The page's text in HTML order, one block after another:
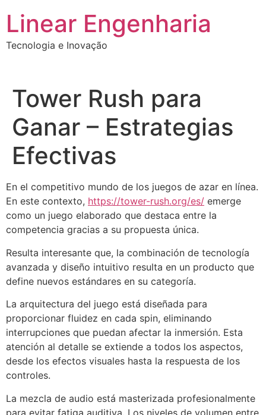
conteúdo
Linear Engenharia
Tecnologia e Inovação
Tower Rush para
Ganar – Estrategias
Efectivas
En el competitivo mundo de los juegos de azar en línea.
En este contexto, https://tower-rush.org/es/ emerge
como un juego elaborado que destaca entre la
competencia gracias a su propuesta única.
Resulta interesante que, la combinación de tecnología
avanzada y diseño intuitivo resulta en un producto que
define nuevos estándares en su categoría.
La arquitectura del juego está diseñada para
proporcionar fluidez en cada spin, eliminando
interrupciones que puedan afectar la inmersión. Esta
atención al detalle se extiende a todos los aspectos,
desde los efectos visuales hasta la respuesta de los
controles.
La mezcla de audio está masterizada profesionalmente
para evitar fatiga auditiva. Los niveles de volumen entre